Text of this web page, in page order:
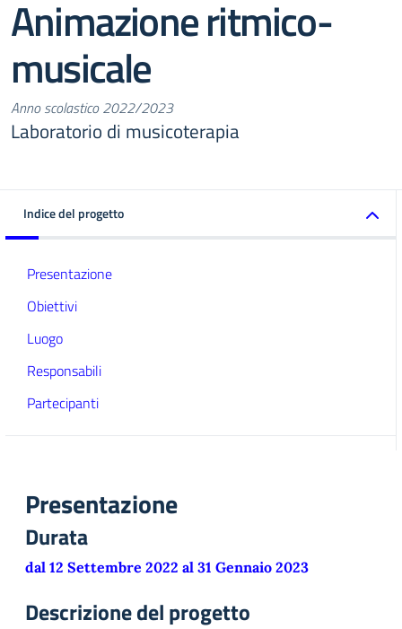
Animazione ritmico-
musicale
Anno scolastico 2022/2023
Laboratorio di musicoterapia
Indice del progetto
Presentazione
Obiettivi
Luogo
Responsabili
Partecipanti
Presentazione
Durata
dal 12 Settembre 2022 al 31 Gennaio 2023
Descrizione del progetto